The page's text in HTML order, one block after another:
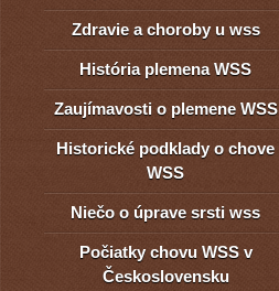
Zdravie a choroby u wss
História plemena WSS
Zaujímavosti o plemene WSS
Historické podklady o chove
WSS
Niečo o úprave srsti wss
Počiatky chovu WSS v
Československu